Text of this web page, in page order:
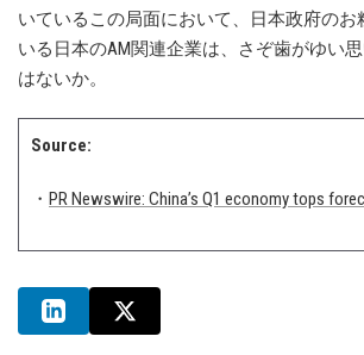
いているこの局面において、日本政府のお
いる日本のAM関連企業は、さぞ歯がゆい
はないか。
Source:
・ PR Newswire: China’s Q1 economy tops